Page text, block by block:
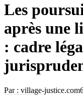
Les
après une
: cadre
Par : village-justice.com